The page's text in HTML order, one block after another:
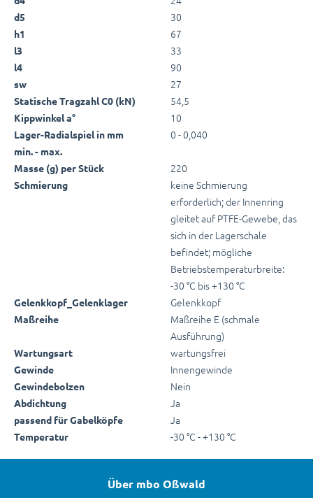
d5 30
h1 67
l3 33
l4 90
sw 27
Statische Tragzahl C0 (kN) 54,5
Kippwinkel a° 10
Lager-Radialspiel in mm
min. - max.
0 - 0,040
Masse (g) per Stück 220
Schmierung
keine Schmierung
erforderlich; der Innenring
gleitet auf PTFE-Gewebe, das
sich in der Lagerschale
befindet; mögliche
Betriebstemperaturbreite:
-30 °C bis +130 °C
Gelenkkopf_Gelenklager Gelenkkopf
Maßreihe
Maßreihe E (schmale
Ausführung)
Wartungsart wartungsfrei
Gewinde Innengewinde
Gewindebolzen Nein
Abdichtung Ja
passend für Gabelköpfe Ja
Temperatur -30 °C - +130 °C
Über mbo Oßwald